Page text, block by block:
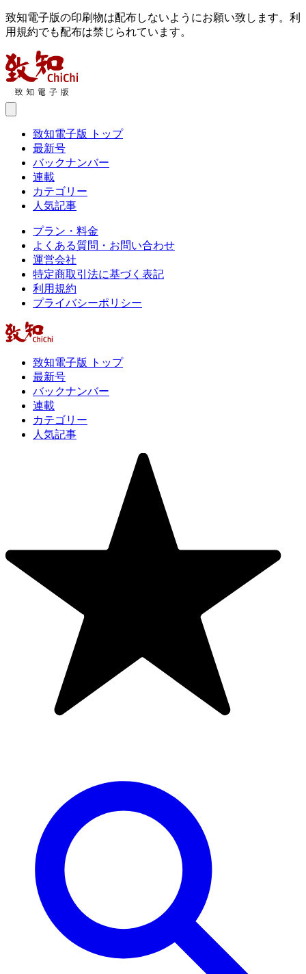
致知電子版の印刷物は配布しないようにお願い致します。利
用規約でも配布は禁じられています。
致知電子版 トップ
最新号
バックナンバー
連載
カテゴリー
人気記事
プラン・料金
よくある質問・お問い合わせ
運営会社
特定商取引法に基づく表記
利用規約
プライバシーポリシー
致知電子版 トップ
最新号
バックナンバー
連載
カテゴリー
人気記事